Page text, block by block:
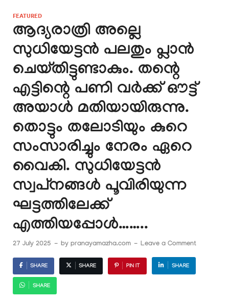
FEATURED
ആദ്യരാത്രി അല്ലെ
സുധിയേട്ടൻ പലതും പ്ലാൻ
ചെയ്തിട്ടുണ്ടാകും. തന്റെ
എട്ടിന്റെ പണി വർക്ക്‌ ഔട്ട്‌
അയാൾ മതിയായിരുന്നു.
തൊട്ടും തലോടിയും കുറെ
സംസാരിച്ചും നേരം ഏറെ
വൈകി. സുധിയേട്ടൻ
സ്വപ്‌നങ്ങൾ പൂവിരിയുന്ന
ഘട്ടത്തിലേക്ക്
എത്തിയപ്പോൾ……..
27 July 2025 - by pranayamazha.com - Leave a Comment
SHARE SHARE PIN IT SHARE
SHARE